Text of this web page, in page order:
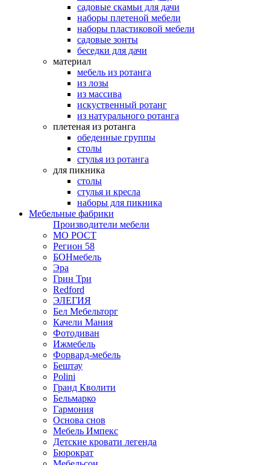
садовые скамьи для дачи
наборы плетеной мебели
наборы пластиковой мебели
садовые зонты
беседки для дачи
материал
мебель из ротанга
из лозы
из массива
искуственный ротанг
из натурального ротанга
плетеная из ротанга
обеденные группы
столы
стулья из ротанга
для пикника
столы
стулья и кресла
наборы для пикника
Мебельные фабрики
Производители мебели
МО РОСТ
Регион 58
БОНмебель
Эра
Грин Три
Redford
ЭЛЕГИЯ
Бел Мебельторг
Качели Мания
Фотодиван
Ижмебель
Форвард-мебель
Бештау
Polini
Гранд Кволити
Бельмарко
Гармония
Основа снов
Мебель Импекс
Детские кровати легенда
Бюрократ